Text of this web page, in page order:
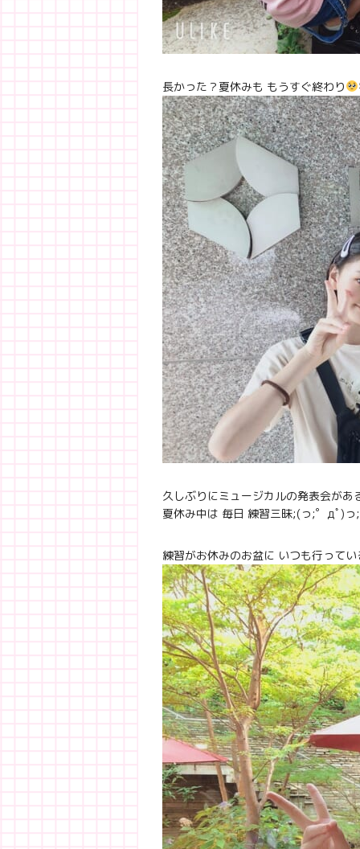
長かった？夏休みも もうすぐ終わり
久しぶりにミュージカルの発表会が
夏休み中は 毎日 練習三昧;(っ;゜дﾟ)っ;
練習がお休みのお盆に いつも行って